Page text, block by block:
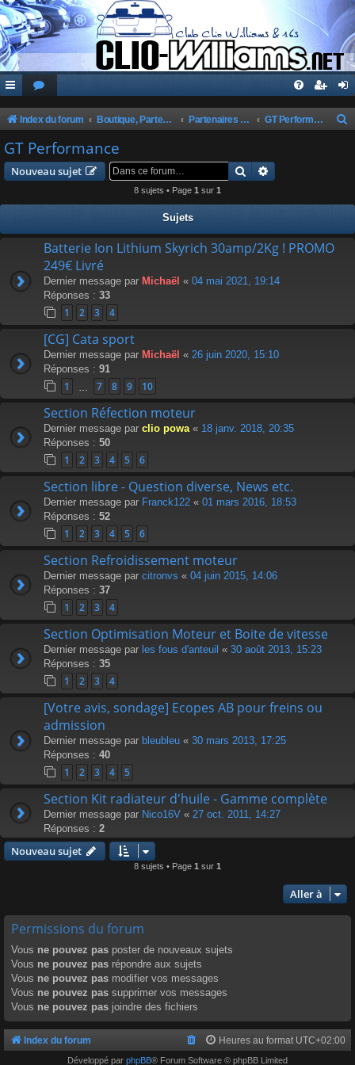
Index du forum Boutique, Partenaires, Petites Annonces, Commandes Groupées Partenaires du Club GT Performance
GT Performance
Nouveau sujet Rechercher
8 sujets • Page 1 sur 1
Sujets
Batterie Ion Lithium Skyrich 30amp/2Kg ! PROMO
249€ Livré
Dernier message par Michaël « 04 mai 2021, 19:14
Réponses : 33
1 2 3 4
[CG] Cata sport
Dernier message par Michaël « 26 juin 2020, 15:10
Réponses : 91
1 7 8 9 10
Section Réfection moteur
Dernier message par clio powa « 18 janv. 2018, 20:35
Réponses : 50
1 2 3 4 5 6
Section libre - Question diverse, News etc.
Dernier message par Franck122 « 01 mars 2016, 18:53
Réponses : 52
1 2 3 4 5 6
Section Refroidissement moteur
Dernier message par citronvs « 04 juin 2015, 14:06
Réponses : 37
1 2 3 4
Section Optimisation Moteur et Boite de vitesse
Dernier message par les fous d'anteuil « 30 août 2013, 15:23
Réponses : 35
1 2 3 4
[Votre avis, sondage] Ecopes AB pour freins ou
admission
Dernier message par bleubleu « 30 mars 2013, 17:25
Réponses : 40
1 2 3 4 5
Section Kit radiateur d'huile - Gamme complète
Dernier message par Nico16V « 27 oct. 2011, 14:27
Réponses : 2
Nouveau sujet
8 sujets • Page 1 sur 1
Aller à
Permissions du forum
Vous ne pouvez pas poster de nouveaux sujets
Vous ne pouvez pas répondre aux sujets
Vous ne pouvez pas modifier vos messages
Vous ne pouvez pas supprimer vos messages
Vous ne pouvez pas joindre des fichiers
Index du forum Heures au format UTC+02:00
Développé par phpBB® Forum Software © phpBB Limited